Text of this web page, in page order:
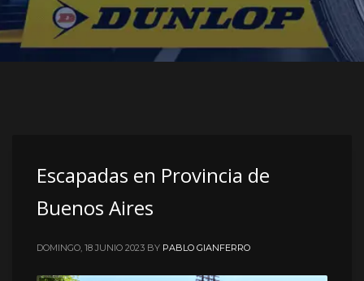
Escapadas en Provincia de
Buenos Aires
DOMINGO, 18 JUNIO 2023 BY PABLO GIANFERRO